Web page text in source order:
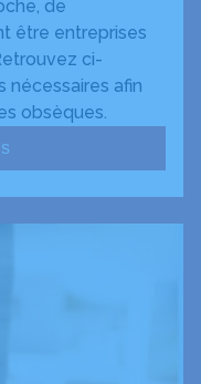
de
être entreprises
ci-
nécessaires afin
obsèques.